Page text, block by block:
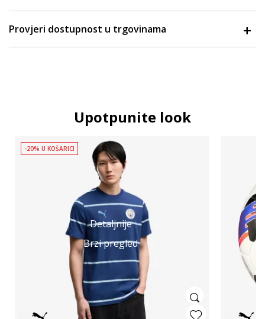
Provjeri dostupnost u trgovinama
Upotpunite look
Detaljnije
Brzi pregled
-20% U KOŠARICI